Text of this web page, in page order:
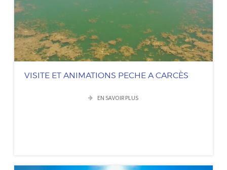
VISITE ET ANIMATIONS PECHE A CARCÈS
EN SAVOIR PLUS